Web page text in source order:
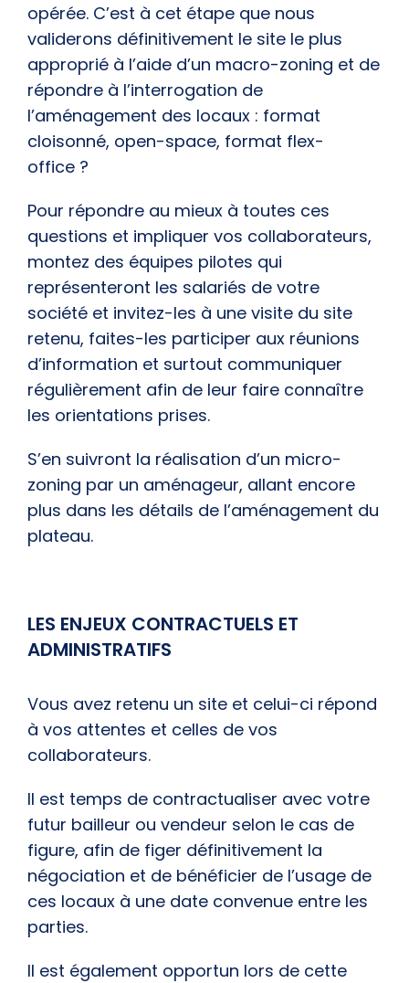
opérée. C’est à cet étape que nous
validerons définitivement le site le plus
approprié à l’aide d’un macro-zoning et de
répondre à l’interrogation de
l’aménagement des locaux : format
cloisonné, open-space, format flex-
office ?
Pour répondre au mieux à toutes ces
questions et impliquer vos collaborateurs,
montez des équipes pilotes qui
représenteront les salariés de votre
société et invitez-les à une visite du site
retenu, faites-les participer aux réunions
d’information et surtout communiquer
régulièrement afin de leur faire connaître
les orientations prises.
S’en suivront la réalisation d’un micro-
zoning par un aménageur, allant encore
plus dans les détails de l’aménagement du
plateau.
LES ENJEUX CONTRACTUELS ET
ADMINISTRATIFS
Vous avez retenu un site et celui-ci répond
à vos attentes et celles de vos
collaborateurs.
Il est temps de contractualiser avec votre
futur bailleur ou vendeur selon le cas de
figure, afin de figer définitivement la
négociation et de bénéficier de l’usage de
ces locaux à une date convenue entre les
parties.
Il est également opportun lors de cette